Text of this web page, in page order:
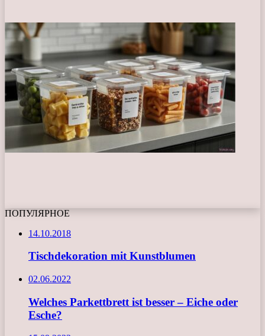
ПОПУЛЯРНОЕ
14.10.2018
Tischdekoration mit Kunstblumen
02.06.2022
Welches Parkettbrett ist besser – Eiche oder
Esche?